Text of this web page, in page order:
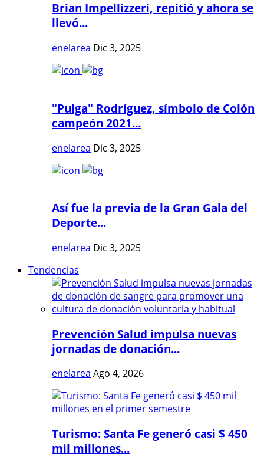
Brian Impellizzeri, repitió y ahora se
llevó...
enelarea Dic 3, 2025
"Pulga" Rodríguez, símbolo de Colón
campeón 2021...
enelarea Dic 3, 2025
Así fue la previa de la Gran Gala del
Deporte...
enelarea Dic 3, 2025
Tendencias
Prevención Salud impulsa nuevas
jornadas de donación...
enelarea Ago 4, 2026
Turismo: Santa Fe generó casi $ 450
mil millones...